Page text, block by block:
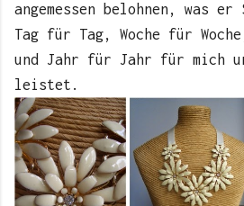
angemessen belohnen, was
Tag für Tag, Woche für
und Jahr für Jahr für mich
leistet.